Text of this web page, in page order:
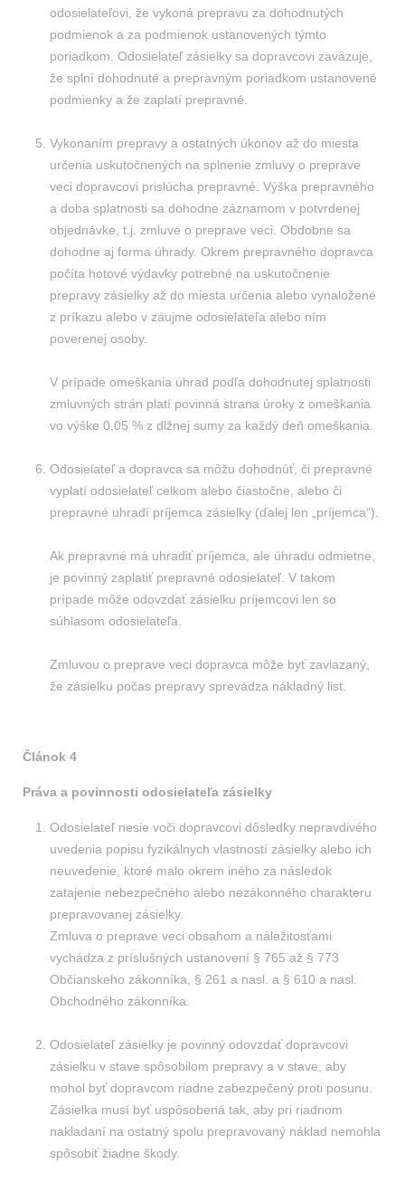
odosielateľovi, že vykoná prepravu za dohodnutých
podmienok a za podmienok ustanovených týmto
poriadkom. Odosielateľ zásielky sa dopravcovi zaväzuje,
že splní dohodnuté a prepravným poriadkom ustanovené
podmienky a že zaplatí prepravné.
Vykonaním prepravy a ostatných úkonov až do miesta
určenia uskutočnených na splnenie zmluvy o preprave
veci dopravcovi prislúcha prepravné. Výška prepravného
a doba splatnosti sa dohodne záznamom v potvrdenej
objednávke, t.j. zmluve o preprave veci. Obdobne sa
dohodne aj forma úhrady. Okrem prepravného dopravca
počíta hotové výdavky potrebné na uskutočnenie
prepravy zásielky až do miesta určenia alebo vynaložené
z príkazu alebo v záujme odosielateľa alebo ním
poverenej osoby.
V prípade omeškania úhrad podľa dohodnutej splatnosti
zmluvných strán platí povinná strana úroky z omeškania
vo výške 0,05 % z dlžnej sumy za každý deň omeškania.
Odosielateľ a dopravca sa môžu dohodnúť, či prepravné
vyplatí odosielateľ celkom alebo čiastočne, alebo či
prepravné uhradí príjemca zásielky (ďalej len „príjemca“).
Ak prepravné má uhradiť príjemca, ale úhradu odmietne,
je povinný zaplatiť prepravné odosielateľ. V takom
prípade môže odovzdať zásielku príjemcovi len so
súhlasom odosielateľa.
Zmluvou o preprave veci dopravca môže byť zaviazaný,
že zásielku počas prepravy sprevádza nákladný list.
Článok 4
Práva a povinnosti odosielateľa zásielky
Odosielateľ nesie voči dopravcovi dôsledky nepravdivého
uvedenia popisu fyzikálnych vlastností zásielky alebo ich
neuvedenie, ktoré malo okrem iného za následok
zatajenie nebezpečného alebo nezákonného charakteru
prepravovanej zásielky.
Zmluva o preprave veci obsahom a náležitosťami
vychádza z príslušných ustanovení § 765 až § 773
Občianskeho zákonníka, § 261 a nasl. a § 610 a nasl.
Obchodného zákonníka.
Odosielateľ zásielky je povinný odovzdať dopravcovi
zásielku v stave spôsobilom prepravy a v stave, aby
mohol byť dopravcom riadne zabezpečený proti posunu.
Zásielka musí byť uspôsobená tak, aby pri riadnom
nakladaní na ostatný spolu prepravovaný náklad nemohla
spôsobiť žiadne škody.